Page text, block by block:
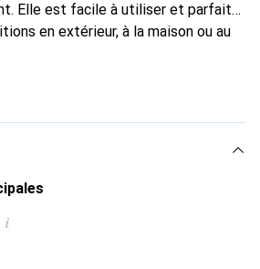
Elle est facile à utiliser et parfaite
en extérieur, à la maison ou au
i